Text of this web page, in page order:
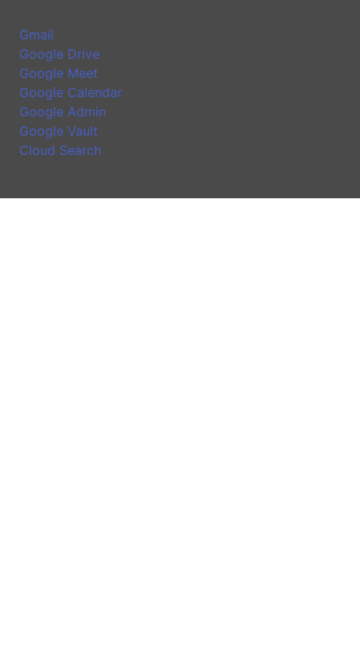
Gmail
Google Drive
Google Meet
Google Calendar
Google Admin
Google Vault
Cloud Search